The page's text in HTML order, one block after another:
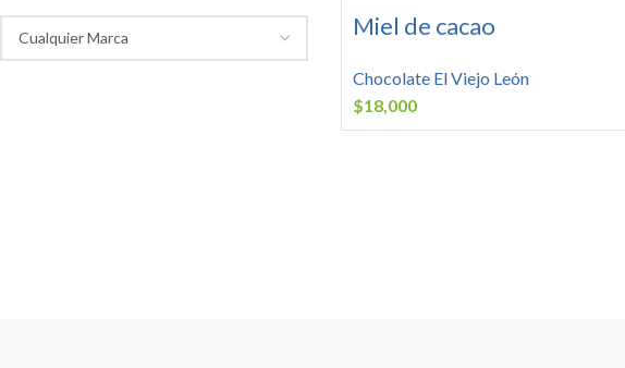
Miel de cacao
Chocolate El Viejo León
$18,000